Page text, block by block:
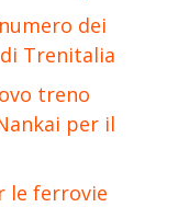
dei
Trenitalia
treno
per il
le ferrovie